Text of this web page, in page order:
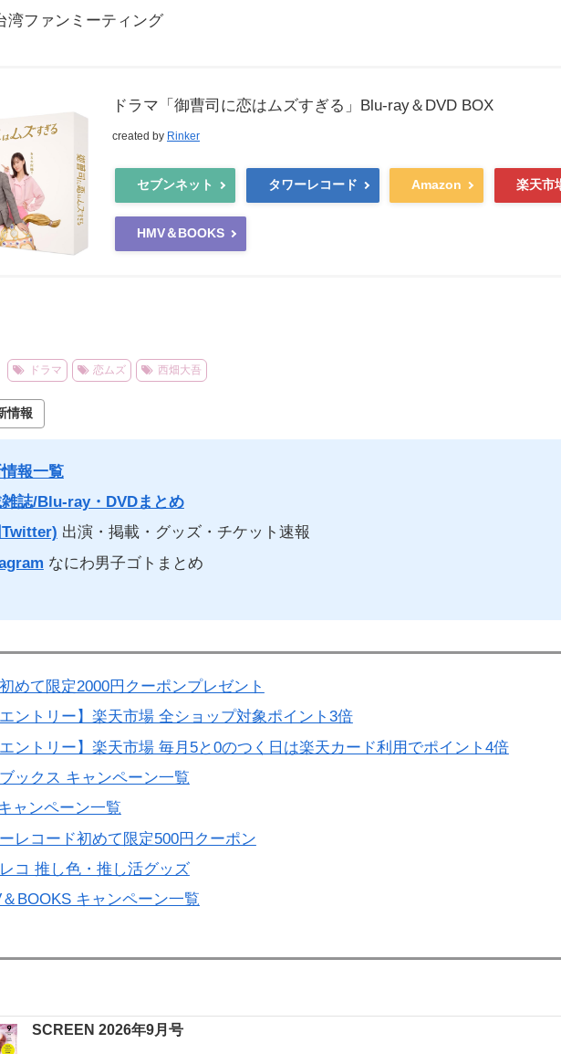
湾ファンミーティング
ドラマ「御曹司に恋はムズすぎる」Blu-ray＆DVD BOX
created by Rinker
セブンネット タワーレコード Amazon 楽天市
HMV＆BOOKS
ドラマ 恋ムズ 西畑大吾
情報
報一覧
誌/Blu-ray・DVDまとめ
出演・掲載・グッズ・チケット速報
なにわ男子ゴトまとめ
めて限定2000円クーポンプレゼント
エントリー】楽天市場 全ショップ対象ポイント3倍
エントリー】楽天市場 毎月5と0のつく日は楽天カード利用でポイント4倍
ックス キャンペーン一覧
ャンペーン一覧
レコード初めて限定500円クーポン
コ 推し色・推し活グッズ
＆BOOKS キャンペーン一覧
SCREEN 2026年9月号